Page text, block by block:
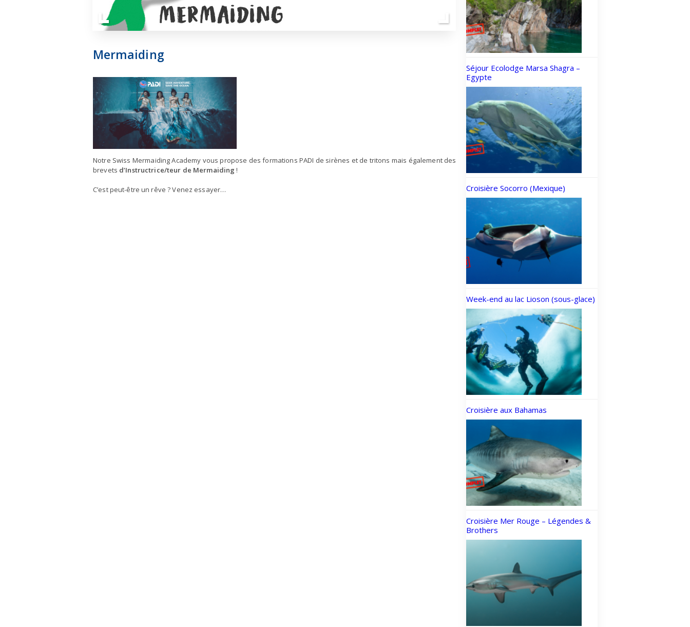
Mermaiding
Notre Swiss Mermaiding Academy vous propose des formations PADI de sirènes et de tritons mais également des
brevets d’Instructrice/teur de Mermaiding !
C’est peut-être un rêve ? Venez essayer…
Séjour Ecolodge Marsa Shagra –
Egypte
Croisière Socorro (Mexique)
Week-end au lac Lioson (sous-glace)
Croisière aux Bahamas
Croisière Mer Rouge – Légendes &
Brothers